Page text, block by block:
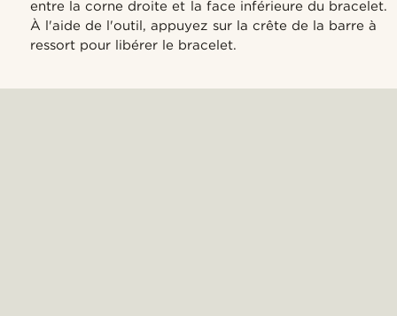
entre la corne droite et la face inférieure du bracelet.
À l'aide de l'outil, appuyez sur la crête de la barre à
ressort pour libérer le bracelet.